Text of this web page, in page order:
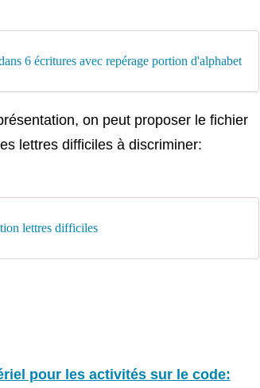
6 écritures avec repérage portion d'alphabet
on peut proposer le fichier
lettres difficiles à discriminer:
lettres difficiles
pour les activités sur le code: